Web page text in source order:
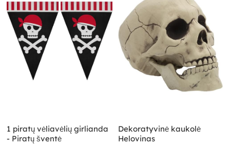
1 piratų vėliavėlių girlianda
- Piratų šventė
Dekoratyvinė kaukolė
Helovinas